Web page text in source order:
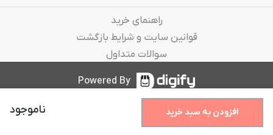
افزودن به سبد خرید ناموجود
راهنمای خرید
قوانین سایت و شرایط بازگشت
سوالات متداول
Powered By